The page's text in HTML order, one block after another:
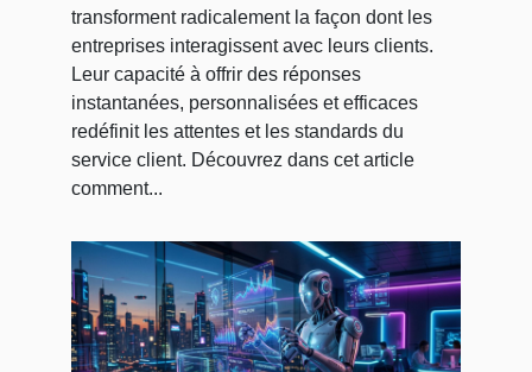
transforment radicalement la façon dont les
entreprises interagissent avec leurs clients.
Leur capacité à offrir des réponses
instantanées, personnalisées et efficaces
redéfinit les attentes et les standards du
service client. Découvrez dans cet article
comment...